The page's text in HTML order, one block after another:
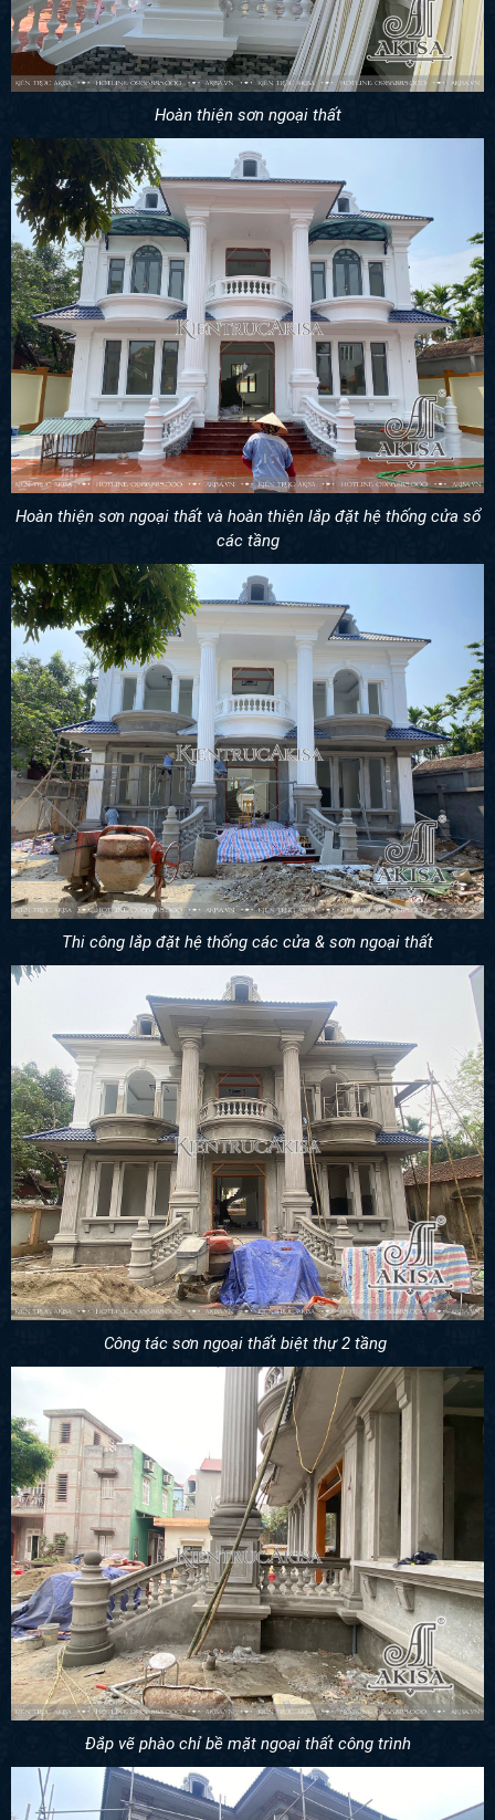
Hoàn thiện sơn ngoại thất
Hoàn thiện sơn ngoại thất và hoàn thiện lắp đặt hệ thống cửa sổ
các tầng
Thi công lắp đặt hệ thống các cửa & sơn ngoại thất
Công tác sơn ngoại thất biệt thự 2 tầng
Đắp vẽ phào chỉ bề mặt ngoại thất công trình